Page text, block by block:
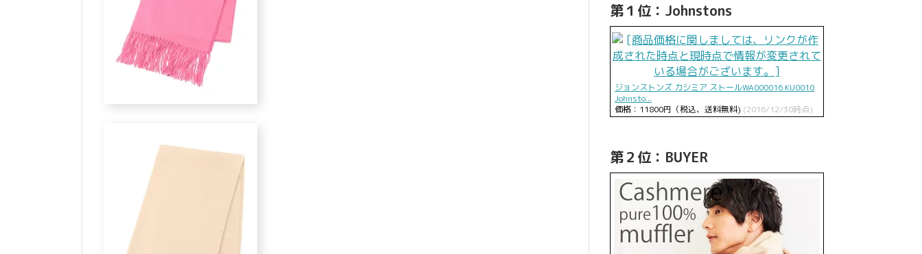
第１位：Johnstons
ジョンストンズ カシミア ストールWA000016 KU0010
Johnsto...
価格：11800円（税込、送料無料) (2016/12/30時点)
第２位：BUYER